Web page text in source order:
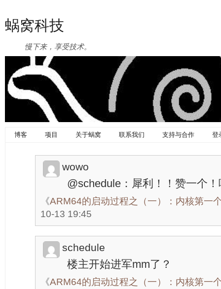
蜗窝科技
慢下来，享受技术。
博客 项目 关于蜗窝 联系我们 支持与合作 登
wowo
@schedule：犀利！！赞一个
《ARM64的启动过程之（一）：内核第一
10-13 19:45
schedule
楼主开始进军mm了？
《ARM64的启动过程之（一）：内核第一